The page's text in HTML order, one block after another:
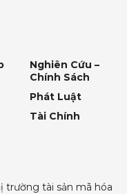
Nghiên Cứu –
Chính Sách
Phát Luật
Tài Chính
trường tài sản mã hóa